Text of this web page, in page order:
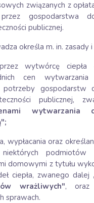
związanych z
przez gospodarstwa
publicznej.
określa m. in. zasady
wytwórcę ciepła
cen
gospodarstw
publicznej,
wytwarzania
wypłacania oraz
podmiotów
domowymi z tytułu
ciepła, zwanego dalej
wrażliwych", oraz
sprawach.